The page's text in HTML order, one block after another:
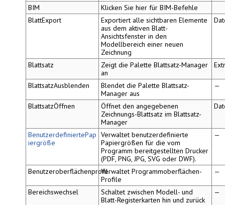
BIM
Klicken Sie hier für BIM-Befehle
BlattExport
Exportiert alle sichtbaren Elemente
aus dem aktiven Blatt-
Ansichtsfenster in den
Modellbereich einer neuen
Zeichnung
Blattsatz Zeigt die PaletteBlattsatz-Manager
an
BlattsatzAusblenden Blendet die PaletteBlattsatz-
Manager aus
—
BlattsatzÖffnen
Öffnet den angegebenen
Zeichnungs-Blattsatz imBlattsatz-
Manager
BenutzerdefiniertePap
iergröße
Verwaltet benutzerdefinierte
Papiergrößen für die vom
Programm bereitgestellten Drucker
(PDF, PNG, JPG, SVG oder DWF).
—
BenutzeroberflächenprofilVerwaltet Programmoberflächen-
Profile
—
Bereichswechsel
Schaltet zwischen Modell- und
Blatt-Registerkarten hin und zurück
—